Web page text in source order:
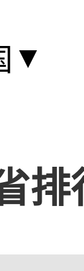
▼
排